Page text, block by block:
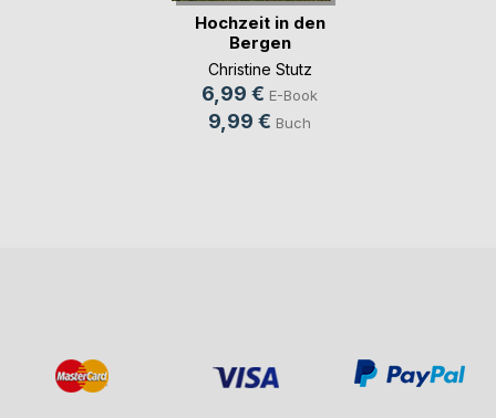
Hochzeit in den
Bergen
Christine Stutz
6,99 € E-Book
9,99 € Buch